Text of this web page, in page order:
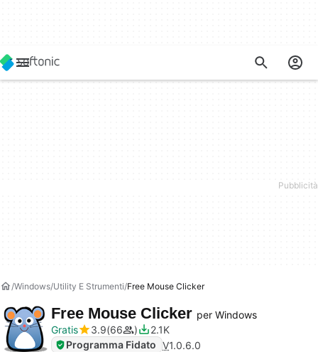
Windows Utility E Strumenti Free Mouse Clicker
Free Mouse Clicker per Windows
Gratis
3.9 66
2.1K
Programma Fidato V1.0.6.0